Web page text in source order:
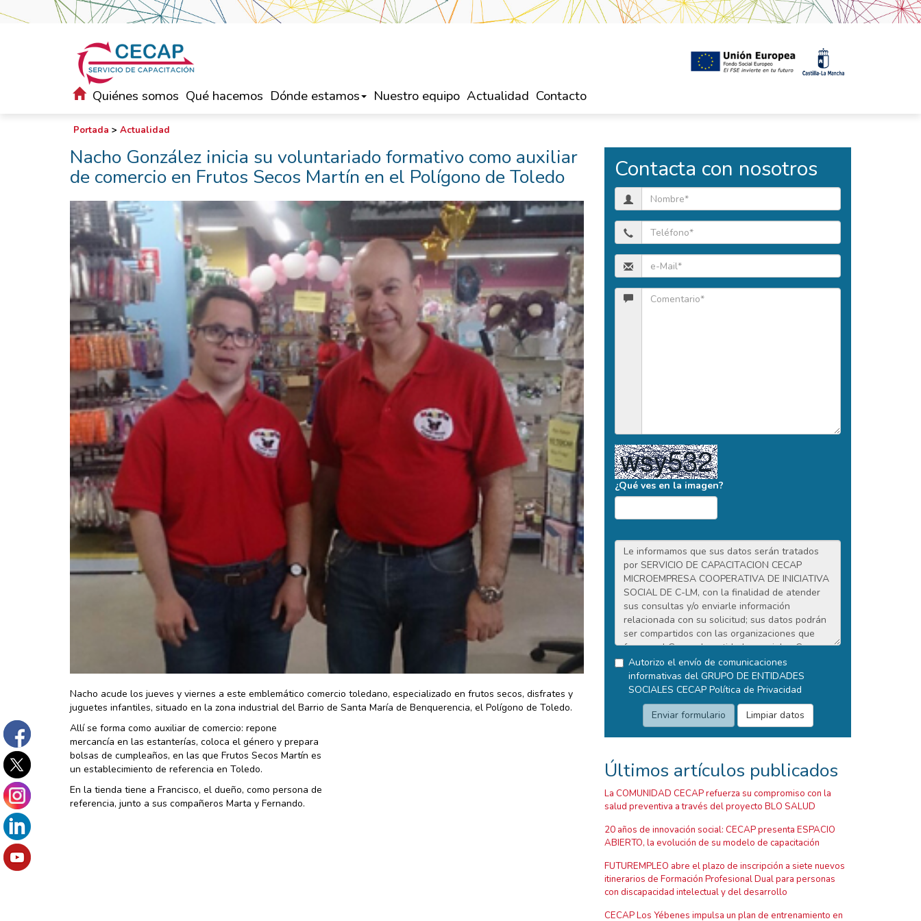
Quiénes somos Qué hacemos Dónde estamos Nuestro equipo Actualidad Contacto
Portada > Actualidad
Nacho González inicia su voluntariado formativo como auxiliar
de comercio en Frutos Secos Martín en el Polígono de Toledo
Nacho acude los jueves y viernes a este emblemático comercio toledano, especializado en frutos secos, disfrates y
juguetes infantiles, situado en la zona industrial del Barrio de Santa María de Benquerencia, el Polígono de Toledo.
Allí se forma como auxiliar de comercio: repone
mercancía en las estanterías, coloca el género y prepara
bolsas de cumpleaños, en las que Frutos Secos Martín es
un establecimiento de referencia en Toledo.
En la tienda tiene a Francisco, el dueño, como persona de
referencia, junto a sus compañeros Marta y Fernando.
Contacta con nosotros
¿Qué ves en la imagen?
Autorizo el envío de comunicaciones
informativas del GRUPO DE ENTIDADES
SOCIALES CECAP Política de Privacidad
Últimos artículos publicados
La COMUNIDAD CECAP refuerza su compromiso con la
salud preventiva a través del proyecto BLO SALUD
20 años de innovación social: CECAP presenta ESPACIO
ABIERTO, la evolución de su modelo de capacitación
FUTUREMPLEO abre el plazo de inscripción a siete nuevos
itinerarios de Formación Profesional Dual para personas
con discapacidad intelectual y del desarrollo
CECAP Los Yébenes impulsa un plan de entrenamiento en